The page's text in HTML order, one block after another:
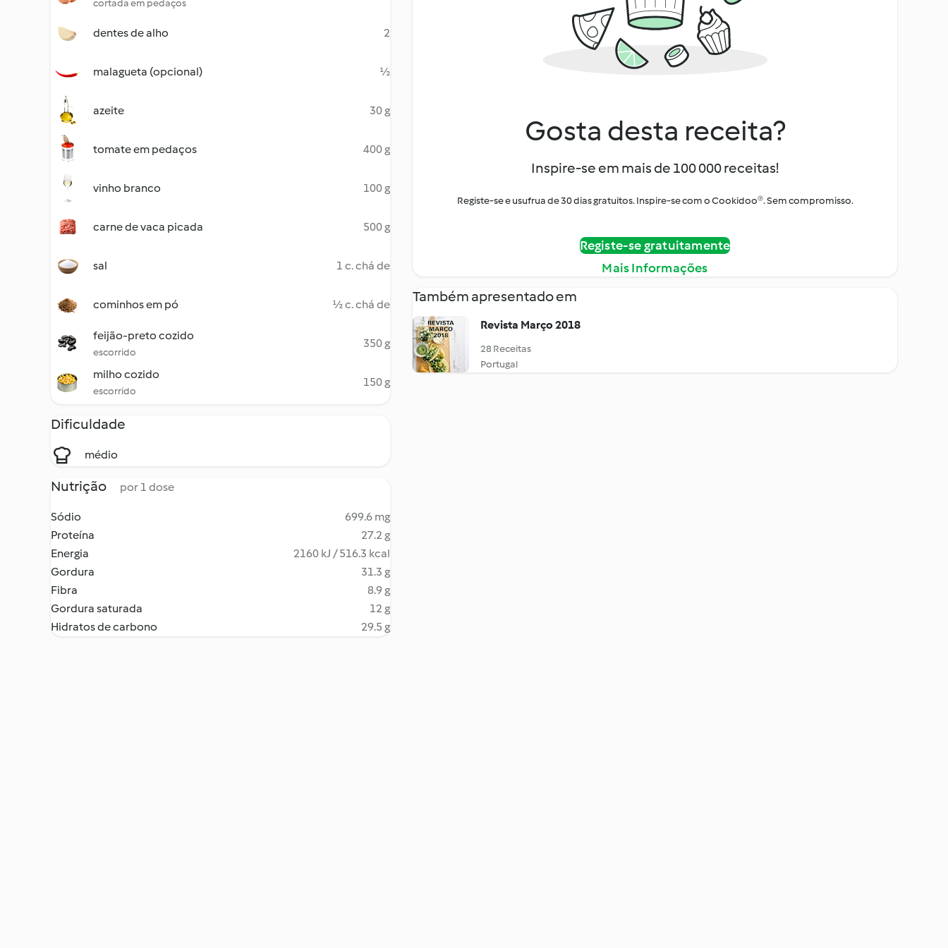
cortada em pedaços
dentes de alho 2
malagueta (opcional) ½
azeite 30 g
tomate em pedaços 400 g
vinho branco 100 g
carne de vaca picada 500 g
sal 1 c. chá de
cominhos em pó ½ c. chá de
feijão-preto cozido
escorrido
350 g
milho cozido
escorrido
150 g
Dificuldade
médio
Nutrição por 1 dose
Sódio
699.6 mg
Proteína
27.2 g
Energia
2160 kJ / 516.3 kcal
Gordura
31.3 g
Fibra
8.9 g
Gordura saturada
12 g
Hidratos de carbono
29.5 g
Gosta desta receita?
Inspire-se em mais de 100 000 receitas!
Registe-se e usufrua de 30 dias gratuitos. Inspire-se com o Cookidoo®. Sem compromisso.
Registe-se gratuitamente
Mais Informações
Também apresentado em
Revista Março 2018
28 Receitas
Portugal